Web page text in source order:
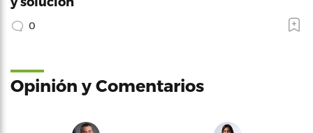
0
Opinión y Comentarios